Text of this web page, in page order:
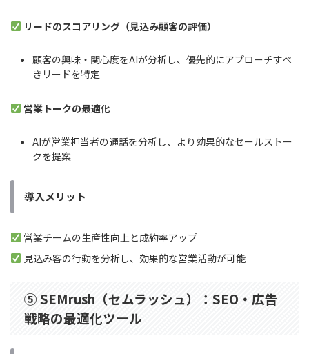
リードのスコアリング（見込み顧客の評価）
顧客の興味・関心度をAIが分析し、優先的にアプローチすべ
きリードを特定
営業トークの最適化
AIが営業担当者の通話を分析し、より効果的なセールストー
クを提案
導入メリット
営業チームの生産性向上と成約率アップ
見込み客の行動を分析し、効果的な営業活動が可能
⑤ SEMrush（セムラッシュ）：SEO・広告
戦略の最適化ツール